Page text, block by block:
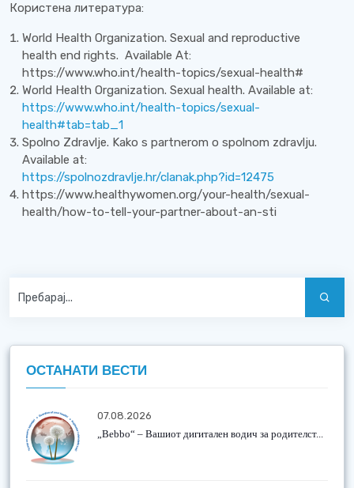
Користена литература:
World Health Organization. Sexual and reproductive
health end rights. Available At:
https://www.who.int/health-topics/sexual-health#
World Health Organization. Sexual health. Available at:
https://www.who.int/health-topics/sexual-
health#tab=tab_1
Spolno Zdravlje. Kako s partnerom o spolnom zdravlju.
Available at:
https://spolnozdravlje.hr/clanak.php?id=12475
https://www.healthywomen.org/your-health/sexual-
health/how-to-tell-your-partner-about-an-sti
ОСТАНАТИ ВЕСТИ
07.08.2026
„Bebbo“ – Вашиот дигитален водич за родителст...